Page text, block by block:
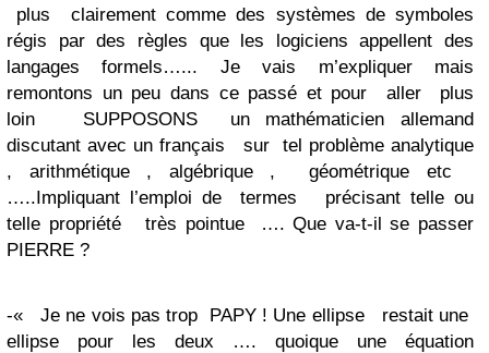
plus clairement comme des systèmes de symboles
régis par des règles que les logiciens appellent des
langages formels…... Je vais m’expliquer mais
remontons un peu dans ce passé et pour aller plus
loin SUPPOSONS un mathématicien allemand
discutant avec un français sur tel problème analytique
, arithmétique , algébrique , géométrique etc
…..Impliquant l’emploi de termes précisant telle ou
telle propriété très pointue …. Que va-t-il se passer
PIERRE ?
-« Je ne vois pas trop PAPY ! Une ellipse restait une
ellipse pour les deux …. quoique une équation